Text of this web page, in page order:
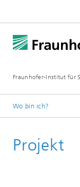
Fraunhofer-Institut für
Wo bin ich?
Abteilungen
Projekt